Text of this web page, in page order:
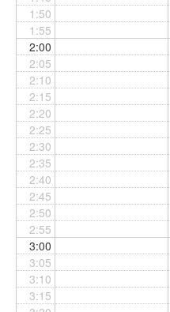
1:50
1:55
2:00
2:05
2:10
2:15
2:20
2:25
2:30
2:35
2:40
2:45
2:50
2:55
3:00
3:05
3:10
3:15